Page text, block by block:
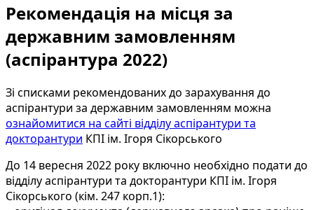
Рекомендація на місця за
державним замовленням
(аспірантура 2022)
Зі списками рекомендованих до зарахування до
аспірантури за державним замовленням можна
ознайомитися на сайті відділу аспірантури та
докторантури КПІ ім. Ігоря Сікорського
До 14 вересня 2022 року включно необхідно подати до
відділу аспірантури та докторантури КПІ ім. Ігоря
Сікорського (кім. 247 корп.1):